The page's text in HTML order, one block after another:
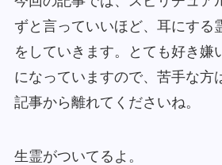
ずと言っていいほど、耳にする
をしていきます。とても好き嫌
になっていますので、苦手な方
記事から離れてくださいね。
生霊がついてるよ。